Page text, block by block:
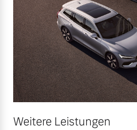
Weitere Leistungen